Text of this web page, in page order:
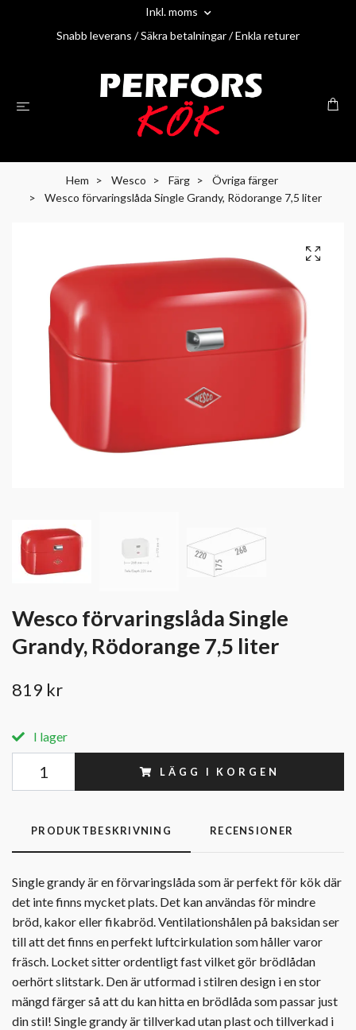
Inkl. moms
Snabb leverans / Säkra betalningar / Enkla returer
Hem Wesco Färg
Övriga färger
Wesco förvaringslåda Single Grandy, Rödorange 7,5 liter
Wesco förvaringslåda Single
Grandy, Rödorange 7,5 liter
819 kr
I lager
LÄGG I KORGEN
PRODUKTBESKRIVNING RECENSIONER
Single grandy är en förvaringslåda som är perfekt för kök där
det inte finns mycket plats. Det kan användas för mindre
bröd, kakor eller fikabröd. Ventilationshålen på baksidan ser
till att det finns en perfekt luftcirkulation som håller varor
fräsch. Locket sitter ordentligt fast vilket gör brödlådan
oerhört slitstark. Den är utformad i stilren design i en stor
mängd färger så att du kan hitta en brödlåda som passar just
din stil! Single grandy är tillverkad utan plast och tillverkad i